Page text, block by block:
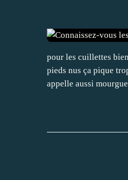
pour les cuillettes
pieds nus ça pique
appelle aussi